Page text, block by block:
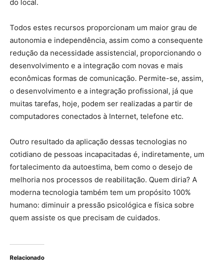
do local.
Todos estes recursos proporcionam um maior grau de
autonomia e independência, assim como a consequente
redução da necessidade assistencial, proporcionando o
desenvolvimento e a integração com novas e mais
econômicas formas de comunicação. Permite-se, assim,
o desenvolvimento e a integração profissional, já que
muitas tarefas, hoje, podem ser realizadas a partir de
computadores conectados à Internet, telefone etc.
Outro resultado da aplicação dessas tecnologias no
cotidiano de pessoas incapacitadas é, indiretamente, um
fortalecimento da autoestima, bem como o desejo de
melhoria nos processos de reabilitação. Quem diria? A
moderna tecnologia também tem um propósito 100%
humano: diminuir a pressão psicológica e física sobre
quem assiste os que precisam de cuidados.
Relacionado